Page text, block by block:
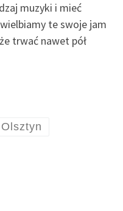
muzyki i mieć
te swoje jam
trwać nawet pół
Olsztyn